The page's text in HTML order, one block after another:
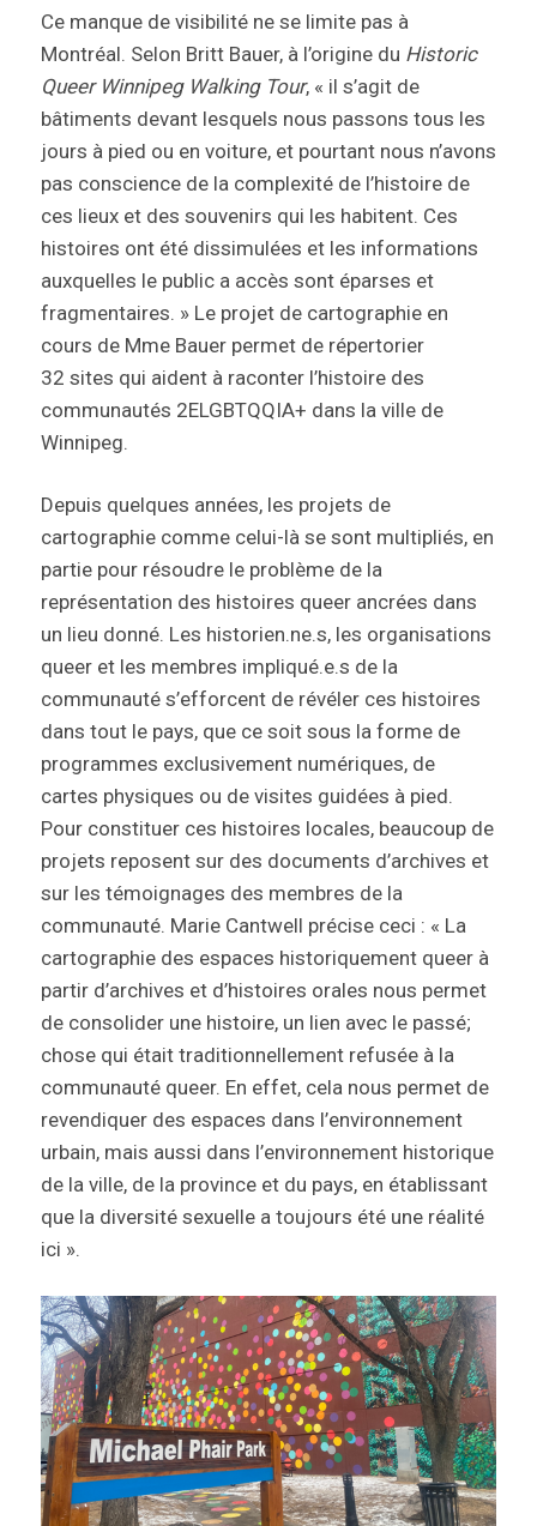
Ce manque de visibilité ne se limite pas à
Montréal. Selon Britt Bauer, à l’origine du Historic
Queer Winnipeg Walking Tour, « il s’agit de
bâtiments devant lesquels nous passons tous les
jours à pied ou en voiture, et pourtant nous n’avons
pas conscience de la complexité de l’histoire de
ces lieux et des souvenirs qui les habitent. Ces
histoires ont été dissimulées et les informations
auxquelles le public a accès sont éparses et
fragmentaires. » Le projet de cartographie en
cours de MmeBauer permet de répertorier
32 sites qui aident à raconter l’histoire des
communautés 2ELGBTQQIA+ dans la ville de
Winnipeg.
Depuis quelques années, les projets de
cartographie comme celui-là se sont multipliés, en
partie pour résoudre le problème de la
représentation des histoires queer ancrées dans
un lieu donné. Les historien.ne.s, les organisations
queer et les membres impliqué.e.s de la
communauté s’efforcent de révéler ces histoires
dans tout le pays, que ce soit sous la forme de
programmes exclusivement numériques, de
cartes physiques ou de visites guidées à pied.
Pour constituer ces histoires locales, beaucoup de
projets reposent sur des documents d’archives et
sur les témoignages des membres de la
communauté. Marie Cantwell précise ceci : « La
cartographie des espaces historiquement queer à
partir d’archives et d’histoires orales nous permet
de consolider une histoire, un lien avec le passé;
chose qui était traditionnellement refusée à la
communauté queer. En effet, cela nous permet de
revendiquer des espaces dans l’environnement
urbain, mais aussi dans l’environnement historique
de la ville, de la province et du pays, en établissant
que la diversité sexuelle a toujours été une réalité
ici ».